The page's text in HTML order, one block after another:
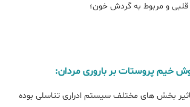
و مربوط به گردش خون؛
خیم پروستات بر باروری مردان:
بخش های مختلف سیستم ادراری تناسلی بوده